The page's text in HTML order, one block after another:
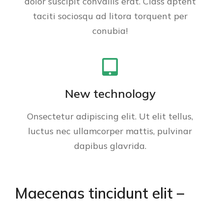
taciti sociosqu ad litora torquent per
conubia!
New technology
Onsectetur adipiscing elit. Ut elit tellus,
luctus nec ullamcorper mattis, pulvinar
dapibus glavrida.
Maecenas tincidunt elit –